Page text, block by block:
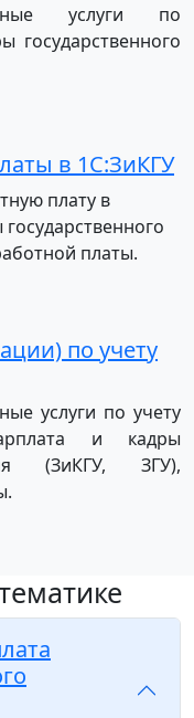
услуги по
государственного
в 1С:ЗиКГУ
плату в
платы.
по учету
услуги по учету
и кадры
(ЗиКГУ, ЗГУ),